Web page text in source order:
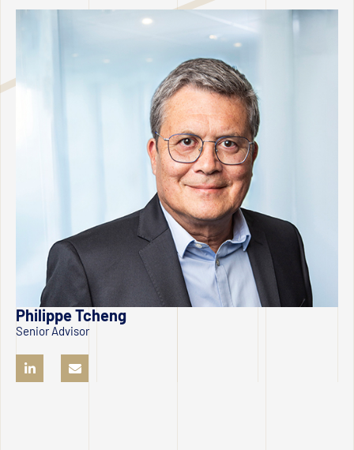
Philippe Tcheng
Senior Advisor